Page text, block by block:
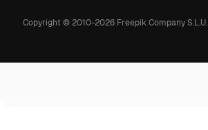
Copyright © 2010-2026Freepik Company S.L.U.